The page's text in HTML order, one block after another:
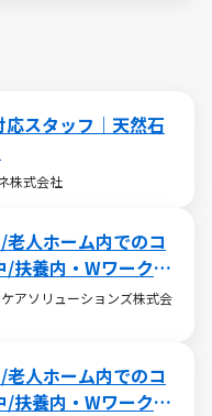
スタッフ｜天然石
株式会社
人ホーム内でのコ
扶養内・Wワークも
アソリューションズ株式会
人ホーム内でのコ
扶養内・Wワークも